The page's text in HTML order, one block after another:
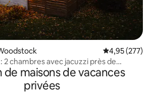
Évaluation
4,95 (277)
2 chambres avec jacuzzi près de
de maisons de vacances
privées